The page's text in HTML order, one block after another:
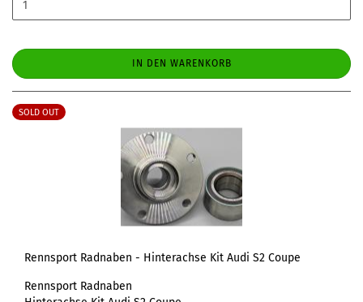
IN DEN WARENKORB
SOLD OUT
Rennsport Radnaben - Hinterachse Kit Audi S2 Coupe
Rennsport Radnaben